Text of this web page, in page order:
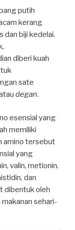
putih
kerang
dan biji kedelai.
diberi kuah
sate
degan.
esensial yang
memiliki
amino tersebut
yang
valin, metionin,
dan
dibentuk oleh
sehari-